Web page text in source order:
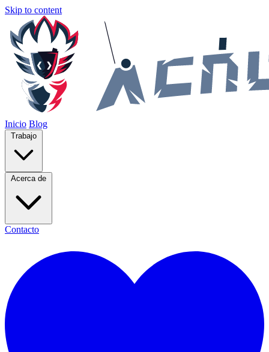
Skip to content
Inicio Blog
Contacto